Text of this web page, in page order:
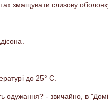
змащувати слизову
до 25° С.
одужання? - звичайно, в